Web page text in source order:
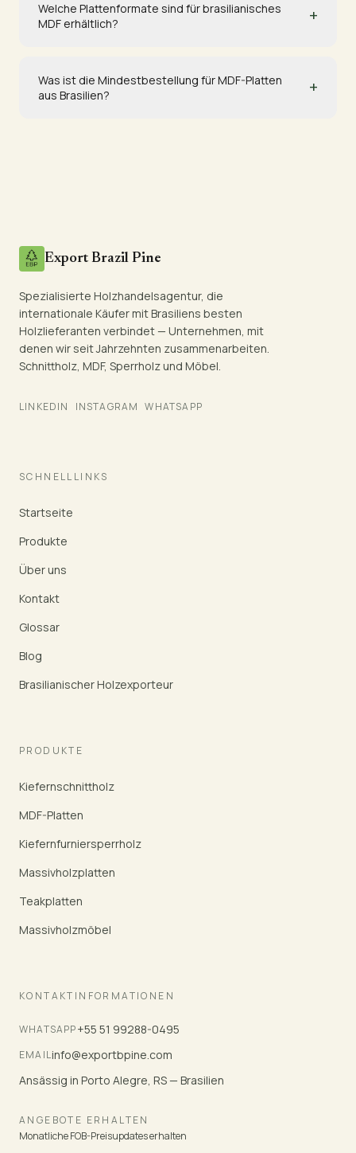
Welche Plattenformate sind für brasilianisches
MDF erhältlich?
+
Was ist die Mindestbestellung für MDF-Platten
aus Brasilien?
+
Export Brazil Pine
Spezialisierte Holzhandelsagentur, die
internationale Käufer mit Brasiliens besten
Holzlieferanten verbindet — Unternehmen, mit
denen wir seit Jahrzehnten zusammenarbeiten.
Schnittholz, MDF, Sperrholz und Möbel.
LINKEDIN INSTAGRAM WHATSAPP
SCHNELLLINKS
Startseite
Produkte
Über uns
Kontakt
Glossar
Blog
Brasilianischer Holzexporteur
PRODUKTE
Kiefernschnittholz
MDF-Platten
Kiefernfurniersperrholz
Massivholzplatten
Teakplatten
Massivholzmöbel
KONTAKTINFORMATIONEN
WHATSAPP+55 51 99288-0495
EMAILinfo@exportbpine.com
Ansässig in Porto Alegre, RS — Brasilien
ANGEBOTE ERHALTEN
Monatliche FOB-Preisupdates erhalten